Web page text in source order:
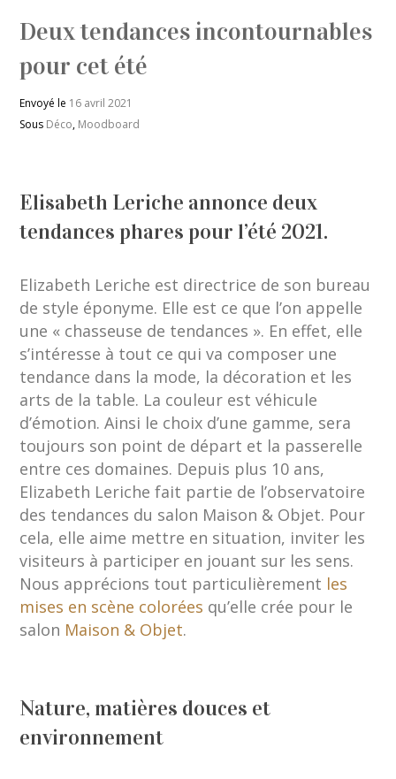
Deux tendances incontournables
pour cet été
Envoyé le 16 avril 2021
Sous Déco, Moodboard
Elisabeth Leriche annonce deux
tendances phares pour l’été 2021.
Elizabeth Leriche est directrice de son bureau
de style éponyme. Elle est ce que l’on appelle
une « chasseuse de tendances ». En effet, elle
s’intéresse à tout ce qui va composer une
tendance dans la mode, la décoration et les
arts de la table. La couleur est véhicule
d’émotion. Ainsi le choix d’une gamme, sera
toujours son point de départ et la passerelle
entre ces domaines. Depuis plus 10 ans,
Elizabeth Leriche fait partie de l’observatoire
des tendances du salon Maison & Objet. Pour
cela, elle aime mettre en situation, inviter les
visiteurs à participer en jouant sur les sens.
Nous apprécions tout particulièrement les
mises en scène colorées qu’elle crée pour le
salon Maison & Objet.
Nature, matières douces et
environnement